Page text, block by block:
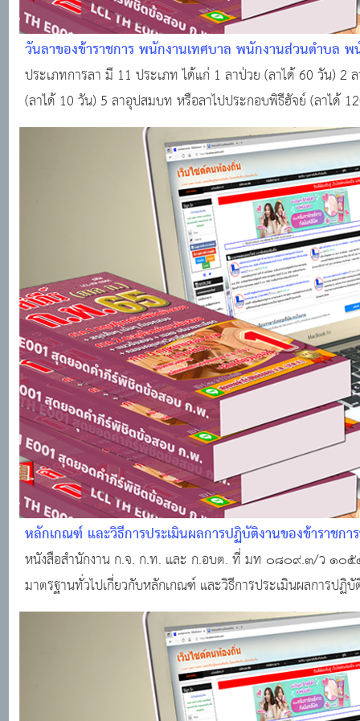
วันลาของข้าราชการ พนักงานเทศบาล พนักงานส่วนตำบล
ท้องถิ่น เช่น ลาป่วย ลากิจส่วนตัว ลาคลอดบุตร ลาพักผ่อน
ประเภทการลา มี 11 ประเภท ได้แก่ 1 ลาป่วย (ลาได้ 60 วัน)
(ลาได้ 10 วัน) 5 ลาอุปสมบท หรือลาไปประกอบพิธีฮัจย์ (ลาได้
ฝึก
หลักเกณฑ์ และวิธีการประเมินผลการปฏิบัติงานของข้ารา
หนังสือสํานักงาน ก.จ. ก.ท. และ ก.อบต. ที่ มท ๐๘๐๙.๓/ว ๑๐๕
มาตรฐานทั่วไปเกี่ยวกับหลักเกณฑ์ และวิธีการประเมินผลการ
ส่งมา